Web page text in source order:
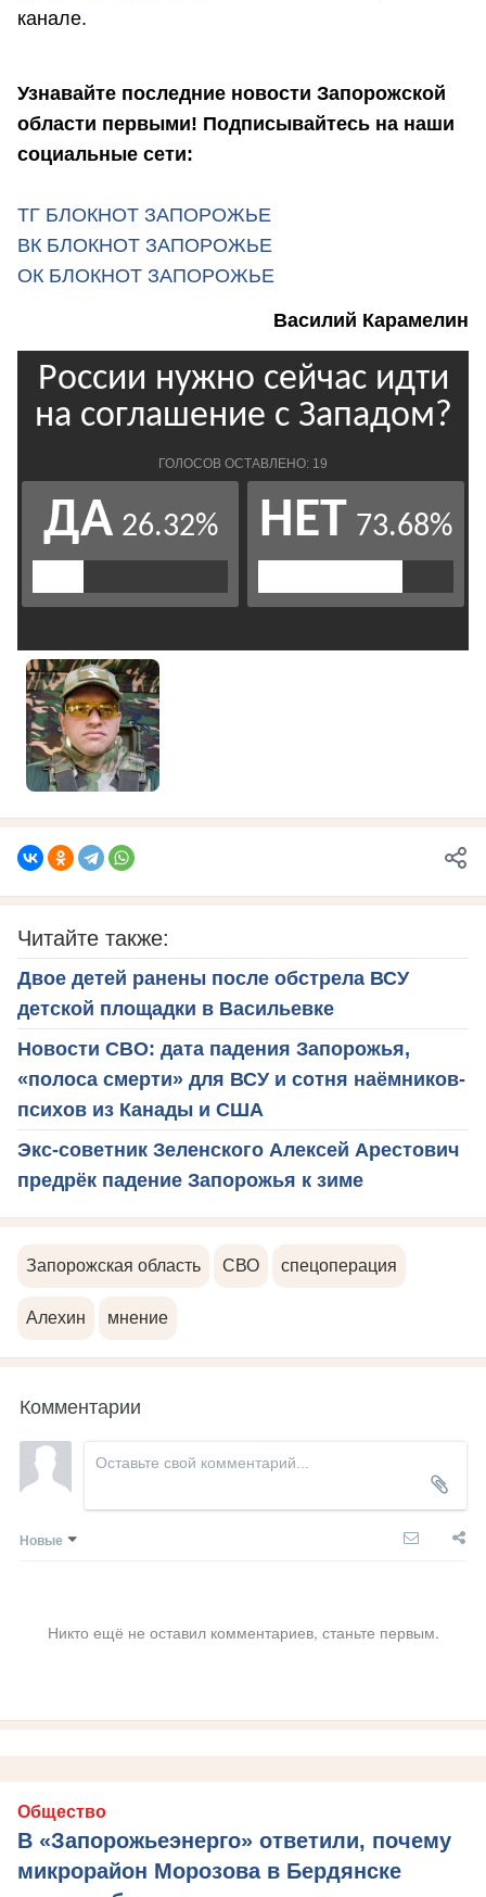
канале.
Узнавайте последние новости Запорожской
области первыми! Подписывайтесь на наши
социальные сети:
ТГ БЛОКНОТ ЗАПОРОЖЬЕ
ВК БЛОКНОТ ЗАПОРОЖЬЕ
ОК БЛОКНОТ ЗАПОРОЖЬЕ
Василий Карамелин
Читайте также:
Двое детей ранены после обстрела ВСУ
детской площадки в Васильевке
Новости СВО: дата падения Запорожья,
«полоса смерти» для ВСУ и сотня наёмников-
психов из Канады и США
Экс-советник Зеленского Алексей Арестович
предрёк падение Запорожья к зиме
Запорожская область СВО спецоперация
Алехин мнение
Комментарии
Новые
Никто ещё не оставил комментариев, станьте первым.
Общество
В «Запорожьеэнерго» ответили, почему
микрорайон Морозова в Бердянске